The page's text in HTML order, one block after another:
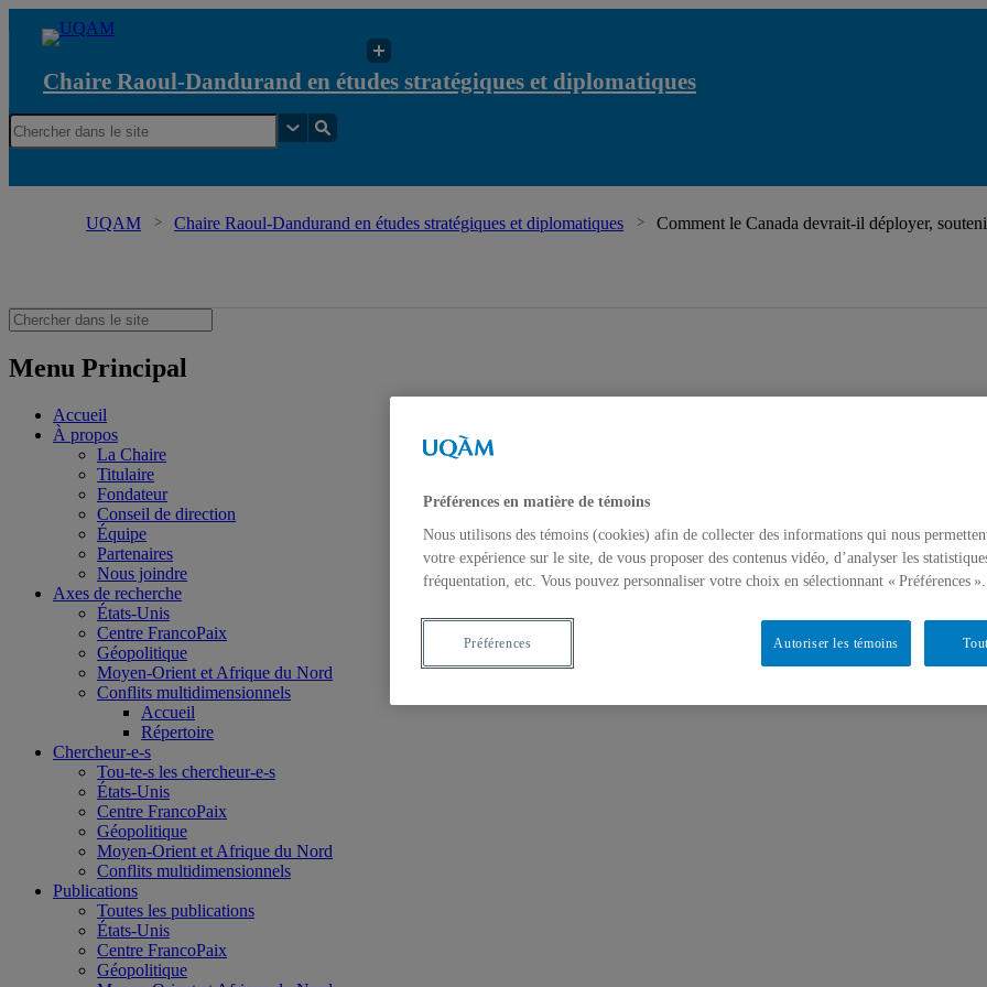
Chaire Raoul-Dandurand en études stratégiques et diplomatiques
UQAM Chaire Raoul-Dandurand en études stratégiques et diplomatiques Comment le Canada devrait-il déployer,
Menu Principal
Accueil
À propos
La Chaire
Titulaire
Fondateur
Conseil de direction
Équipe
Partenaires
Nous joindre
Axes de recherche
États-Unis
Centre FrancoPaix
Géopolitique
Moyen-Orient et Afrique du Nord
Conflits multidimensionnels
Accueil
Répertoire
Chercheur-e-s
Tou-te-s les chercheur-e-s
États-Unis
Centre FrancoPaix
Géopolitique
Moyen-Orient et Afrique du Nord
Conflits multidimensionnels
Publications
Toutes les publications
États-Unis
Centre FrancoPaix
Géopolitique
Préférences en matière de témoins
Nous utilisons des témoins (cookies) afin de collecter des informations qui nous
votre expérience sur le site, de vous proposer des contenus vidéo, d’analyser les
fréquentation, etc. Vous pouvez personnaliser votre choix en sélectionnant « Préférences ».
Autoriser les témoins
Préférences